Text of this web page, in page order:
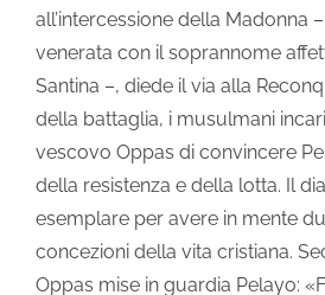
all’intercessione della Madonna
venerata con il soprannome
Santina –, diede il via alla
della battaglia, i musulmani
vescovo Oppas di convincere
della resistenza e della lotta. Il
esemplare per avere in mente
concezioni della vita cristiana.
Oppas mise in guardia Pelayo: